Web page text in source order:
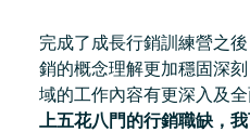
完成了成長行銷訓練營之
銷的概念理解更加穩固深
域的工作內容有更深入及全
上五花八門的行銷職缺，